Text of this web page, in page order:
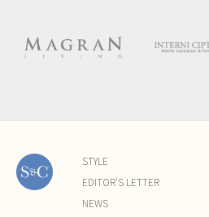
STYLE
EDITOR'S LETTER
NEWS